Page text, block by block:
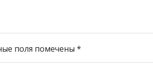
поля помечены *